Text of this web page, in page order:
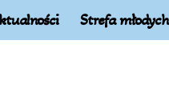
Strefa młodych